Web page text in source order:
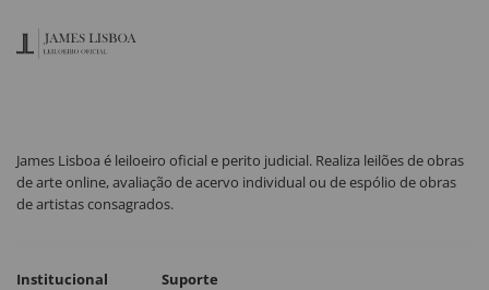
James Lisboa é leiloeiro oficial e perito judicial. Realiza leilões de obras
de arte online, avaliação de acervo individual ou de espólio de obras
de artistas consagrados.
Institucional Suporte